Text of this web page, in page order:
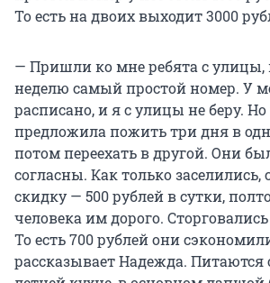
То есть на двоих выходит 3000
— Пришли ко мне ребята с улицы,
неделю самый простой номер. У
расписано, и я с улицы не беру.
предложила пожить три дня в
потом переехать в другой. Они
согласны. Как только заселились,
скидку — 500 рублей в сутки,
человека им дорого.
То есть 700 рублей они
рассказывает Надежда.